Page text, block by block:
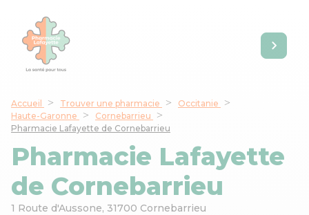
Accueil Trouver une pharmacie
Occitanie
Haute-Garonne
Cornebarrieu
Pharmacie Lafayette de Cornebarrieu
Pharmacie Lafayette
de Cornebarrieu
1 Route d'Aussone, 31700 Cornebarrieu